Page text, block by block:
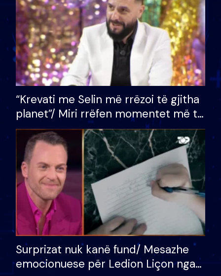
“Krevati me Selin më rrëzoi të gjitha
planet”/ Miri rrëfen momentet më të
bukura në shtëpinë e BB VIP: Do më
mungojë zilja e mëngjesit kur…
Surprizat nuk kanë fund/ Mesazhe
emocionuese për Ledion Liçon nga